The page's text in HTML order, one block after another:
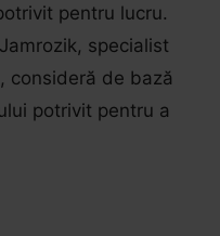
pentru lucru.
specialist
consideră de bază
potrivit pentru a